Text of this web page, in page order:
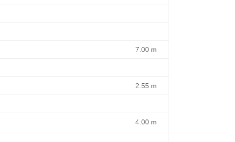
7.00 m
2.55 m
4.00 m